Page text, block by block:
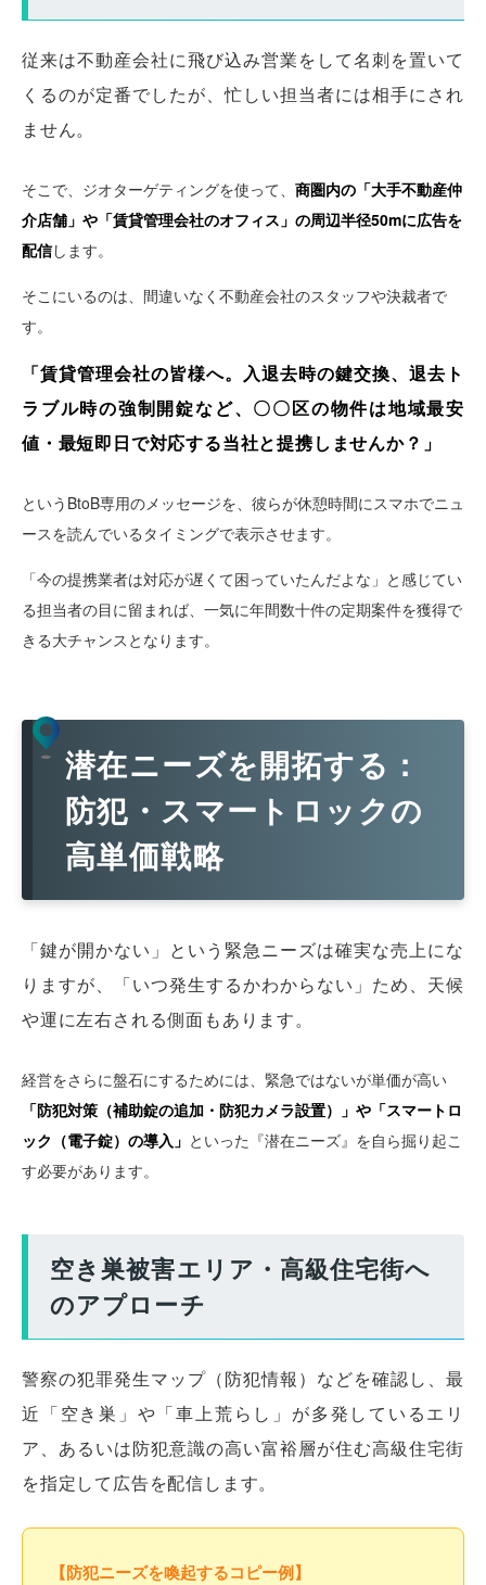
従来は不動産会社に飛び込み営業をして名刺を置いて
くるのが定番でしたが、忙しい担当者には相手にされ
ません。
そこで、ジオターゲティングを使って、 商圏内の「大手不動産仲
介店舗」や「賃貸管理会社のオフィス」の周辺半径50mに広告を
配信します。
そこにいるのは、間違いなく不動産会社のスタッフや決裁者で
す。
「賃貸管理会社の皆様へ。入退去時の鍵交換、退去ト
ラブル時の強制開錠など、〇〇区の物件は地域最安
値・最短即日で対応する当社と提携しませんか？」
というBtoB専用のメッセージを、彼らが休憩時間にスマホでニュ
ースを読んでいるタイミングで表示させます。
「今の提携業者は対応が遅くて困っていたんだよな」と感じてい
る担当者の目に留まれば、一気に年間数十件の定期案件を獲得で
きる大チャンスとなります。
潜在ニーズを開拓する：
防犯・スマートロックの
高単価戦略
「鍵が開かない」という緊急ニーズは確実な売上にな
りますが、「いつ発生するかわからない」ため、天候
や運に左右される側面もあります。
経営をさらに盤石にするためには、緊急ではないが単価が高い
「防犯対策（補助錠の追加・防犯カメラ設置）」や「スマートロ
ック（電子錠）の導入」 といった『潜在ニーズ』を自ら掘り起こ
す必要があります。
空き巣被害エリア・高級住宅街へ
のアプローチ
警察の犯罪発生マップ（防犯情報）などを確認し、最
近「空き巣」や「車上荒らし」が多発しているエリ
ア、あるいは防犯意識の高い富裕層が住む高級住宅街
を指定して広告を配信します。
【防犯ニーズを喚起するコピー例】